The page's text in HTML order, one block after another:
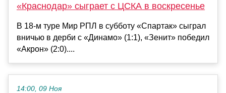
«Краснодар» сыграет с ЦСКА в воскресенье
В 18-м туре Мир РПЛ в субботу «Спартак» сыграл
вничью в дерби с «Динамо» (1:1), «Зенит» победил
«Акрон» (2:0)....
14:00, 09 Ноя